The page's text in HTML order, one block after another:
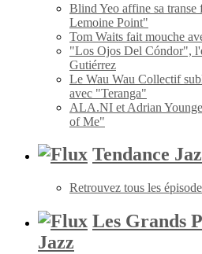
Blind Yeo affine sa
Lemoine Point"
Tom Waits fait mouche
"Los Ojos Del Cóndor",
Gutiérrez
Le Wau Wau Collectif
avec "Teranga"
ALA.NI et Adrian
of Me"
Tendance
Retrouvez tous les
Les Grands
Jazz